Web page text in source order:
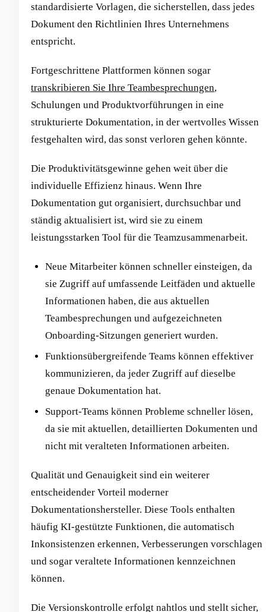
standardisierte Vorlagen, die sicherstellen, dass jedes
Dokument den Richtlinien Ihres Unternehmens
entspricht.
Fortgeschrittene Plattformen können sogar
transkribieren Sie Ihre Teambesprechungen,
Schulungen und Produktvorführungen in eine
strukturierte Dokumentation, in der wertvolles Wissen
festgehalten wird, das sonst verloren gehen könnte.
Die Produktivitätsgewinne gehen weit über die
individuelle Effizienz hinaus. Wenn Ihre
Dokumentation gut organisiert, durchsuchbar und
ständig aktualisiert ist, wird sie zu einem
leistungsstarken Tool für die Teamzusammenarbeit.
Neue Mitarbeiter können schneller einsteigen, da
sie Zugriff auf umfassende Leitfäden und aktuelle
Informationen haben, die aus aktuellen
Teambesprechungen und aufgezeichneten
Onboarding-Sitzungen generiert wurden.
Funktionsübergreifende Teams können effektiver
kommunizieren, da jeder Zugriff auf dieselbe
genaue Dokumentation hat.
Support-Teams können Probleme schneller lösen,
da sie mit aktuellen, detaillierten Dokumenten und
nicht mit veralteten Informationen arbeiten.
Qualität und Genauigkeit sind ein weiterer
entscheidender Vorteil moderner
Dokumentationshersteller. Diese Tools enthalten
häufig KI-gestützte Funktionen, die automatisch
Inkonsistenzen erkennen, Verbesserungen vorschlagen
und sogar veraltete Informationen kennzeichnen
können.
Die Versionskontrolle erfolgt nahtlos und stellt sicher,